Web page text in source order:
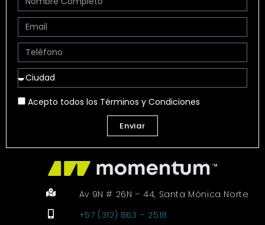
Acepto todos los Términos y Condiciones
Enviar
Av 9N # 26N – 44, Santa Mónica Norte
+57 (312) 863 – 2518